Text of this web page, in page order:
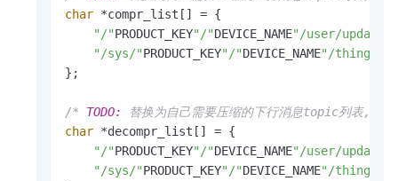
char *compr_list[] = {
"/"PRODUCT_KEY"/"DEVICE_NAME"/user/update"
"/sys/"PRODUCT_KEY"/"DEVICE_NAME"/thing/
};
/* TODO:
替换为自己需要压缩的下行消息topic列表,
char *decompr_list[] = {
"/"PRODUCT_KEY"/"DEVICE_NAME"/user/
"/sys/"PRODUCT_KEY"/"DEVICE_NAME"/thing/